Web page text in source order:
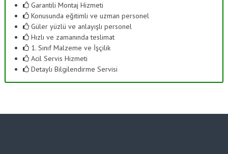
Garantili Montaj Hizmeti
Konusunda eğitimli ve uzman personel
Güler yüzlü ve anlayışlı personel
Hızlı ve zamanında teslimat
1. Sınıf Malzeme ve İşçilik
Acil Servis Hizmeti
Detaylı Bilgilendirme Servisi